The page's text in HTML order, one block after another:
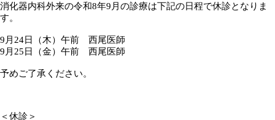
消化器内科外来の令和8年9月の診療は下記の日程で休診となりま
す。
9月24日（木）午前 西尾医師
9月25日（金）午前 西尾医師
予めご了承ください。
＜休診＞